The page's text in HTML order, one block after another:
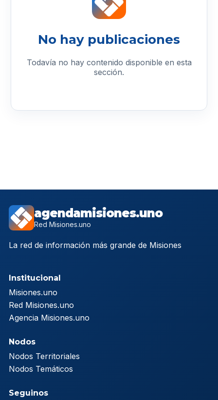
No hay publicaciones
Todavía no hay contenido disponible en esta
sección.
agendamisiones.uno
Red Misiones.uno
La red de información más grande de Misiones
Institucional
Misiones.uno
Red Misiones.uno
Agencia Misiones.uno
Nodos
Nodos Territoriales
Nodos Temáticos
Seguinos